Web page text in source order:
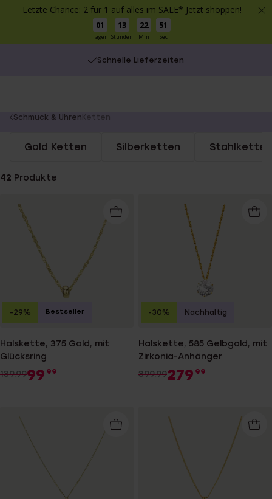
Letzte Chance: 2 für 1 auf alles im SALE* Jetzt shoppen!
01
Tagen
13
Stunden
22
Min
50
Sec
Schnelle Lieferzeiten
You
here:
Schmuck & Uhren Ketten
Gold Ketten Silberketten Stahlketten
42 Produkte
Halskette, 375 Gold, mit
Glücksring
139.9999 99
-29% Bestseller
Halskette, 585 Gelbgold, mit
Zirkonia-Anhänger
399.99279 99
-30% Nachhaltig